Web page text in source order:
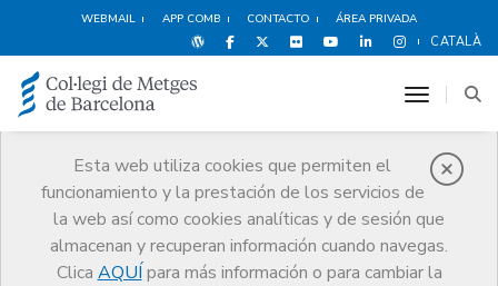
WEBMAIL APP COMB CONTACTO ÁREA PRIVADA
CATALÀ
Esta web utiliza cookies que permiten el
funcionamiento y la prestación de los servicios de
la web así como cookies analíticas y de sesión que
almacenan y recuperan información cuando navegas.
Clica AQUÍ para más información o para cambiar la
toggle
Noticias
Comunicación
Noticias
El espíritu solidario de la Fundación Àngel Soler Daniel